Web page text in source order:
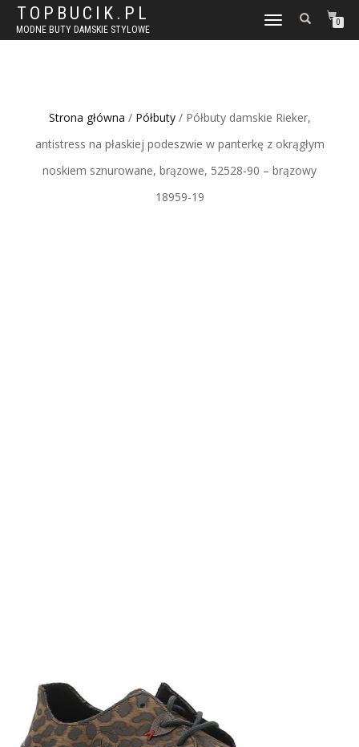
TOPBUCIK.PL
MODNE BUTY DAMSKIE STYLOWE
WŁĄCZ
NAWIGACJĘ
0
Strona główna / Półbuty/ Półbuty damskie Rieker,
antistress na płaskiej podeszwie w panterkę z okrągłym
noskiem sznurowane, brązowe, 52528-90 – brązowy
18959-19